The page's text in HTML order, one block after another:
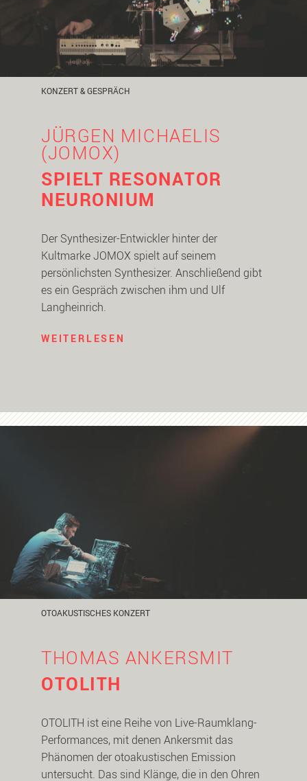
KONZERT & GESPRÄCH
JÜRGEN MICHAELIS
(JOMOX)
SPIELT RESONATOR
NEURONIUM
Der Synthesizer-Entwickler hinter der
Kultmarke JOMOX spielt auf seinem
persönlichsten Synthesizer. Anschließend gibt
es ein Gespräch zwischen ihm und Ulf
Langheinrich.
WEITERLESEN
OTOAKUSTISCHES KONZERT
THOMAS ANKERSMIT
OTOLITH
OTOLITH ist eine Reihe von Live-Raumklang-
Performances, mit denen Ankersmit das
Phänomen der otoakustischen Emission
untersucht. Das sind Klänge, die in den Ohren